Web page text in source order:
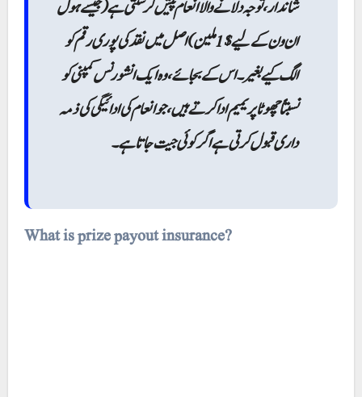
شاندار، توجہ دلانے والا انعام پیش کر سکتی ہے (جیسے ہول
ان ون کے لیے $1 ملین) اصل میں نقد کی پوری رقم کو
الگ کیے بغیر۔ اس کے بجائے، وہ ایک انشورنس کمپنی کو
نسبتاً چھوٹا پریمیم ادا کرتے ہیں، جو انعام کی ادائیگی کی ذمہ
داری قبول کرتی ہے اگر کوئی جیت جاتا ہے۔
What is prize payout insurance?